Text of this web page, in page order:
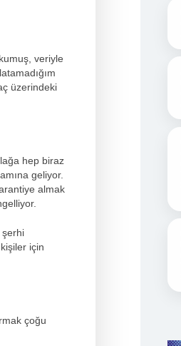
veriyle
üzerindeki
hep biraz
geliyor.
almak
şerhi
için
çoğu